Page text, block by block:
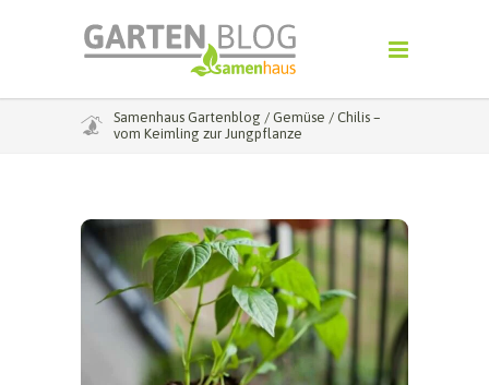
Samenhaus Gartenblog / Gemüse / Chilis –
vom Keimling zur Jungpflanze